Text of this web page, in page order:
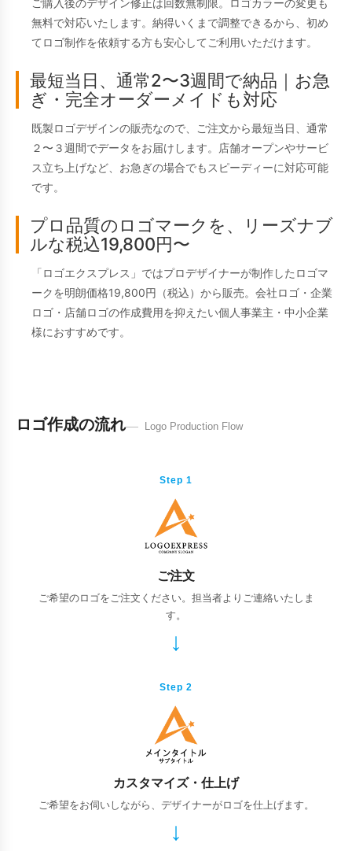
無料で対応いたします。納得いくまで調整できるから、初め
てロゴ制作を依頼する方も安心してご利用いただけます。
最短当日、通常2〜3週間で納品｜お急
ぎ・完全オーダーメイドも対応
既製ロゴデザインの販売なので、ご注文から最短当日、通常
２〜３週間でデータをお届けします。店舗オープンやサービ
ス立ち上げなど、お急ぎの場合でもスピーディーに対応可能
です。
プロ品質のロゴマークを、リーズナブ
ルな税込19,800円〜
「ロゴエクスプレス」ではプロデザイナーが制作したロゴマ
ークを明朗価格19,800円（税込）から販売。会社ロゴ・企業
ロゴ・店舗ロゴの作成費用を抑えたい個人事業主・中小企業
様におすすめです。
ロゴ作成の流れ Logo Production Flow
Step 1
ご注文
ご希望のロゴをご注文ください。担当者よりご連絡いたしま
す。
Step 2
カスタマイズ・仕上げ
ご希望をお伺いしながら、デザイナーがロゴを仕上げます。